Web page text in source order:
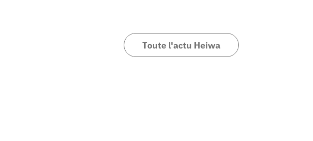
Toute l'actu Heiwa